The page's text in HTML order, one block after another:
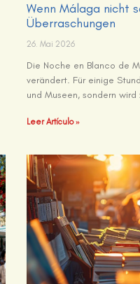
Wenn Málaga nicht
Überraschungen
26. Mai 2026
Die Noche en Blanco de
verändert. Für einige
und Museen, sondern wird
Leer Artículo »